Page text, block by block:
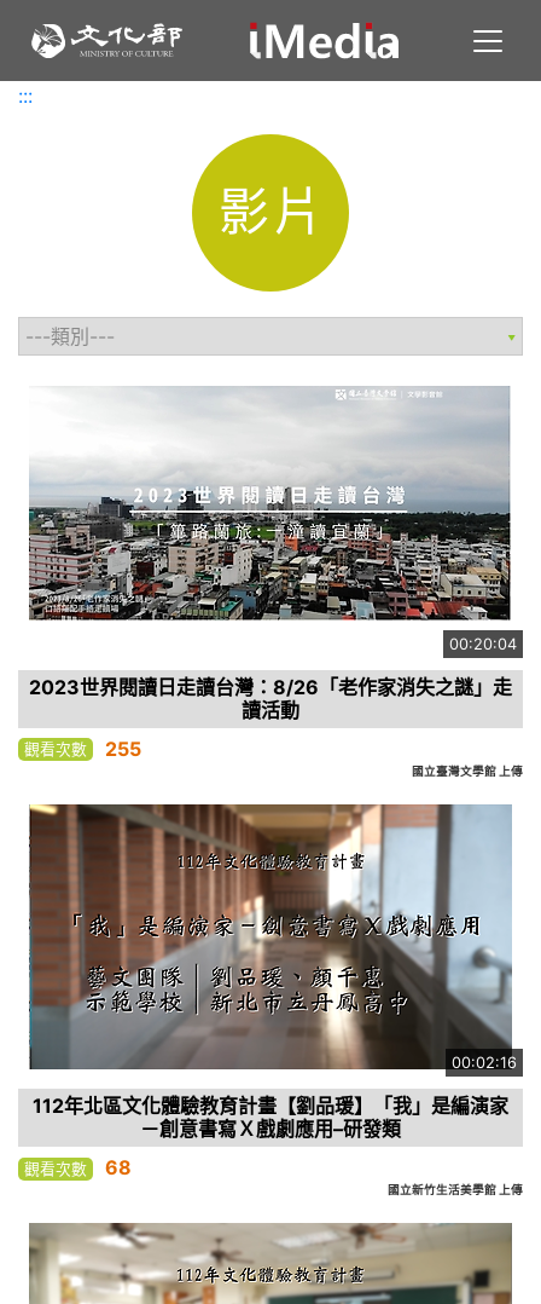
:::
:::
影片
00:20:04
2023世界閱讀日走讀台灣：8/26「老作家消失之謎」走
讀活動
觀看次數 255
國立臺灣文學館 上傳
00:02:16
112年北區文化體驗教育計畫【劉品瑗】「我」是編演家
－創意書寫Ｘ戲劇應用–研發類
觀看次數 68
國立新竹生活美學館 上傳